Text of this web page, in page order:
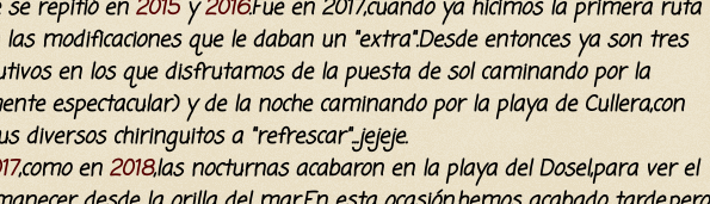
se repitióen 2015y2016.Fue en 2017,cuando ya hicimos la primera ruta
las modificaciones que le daban un "extra".Desde entonces ya son tres
en los que disfrutamos de la puesta de sol caminando por la
espectacular) y de la noche caminando por la playa de Cullera,con
diversos chiringuitos a "refrescar"...jejeje.
,como en 2018,las nocturnas acabaron en la playa del Dosel,para ver el